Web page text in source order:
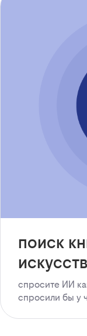
поиск
спросите ИИ
спросили бы у